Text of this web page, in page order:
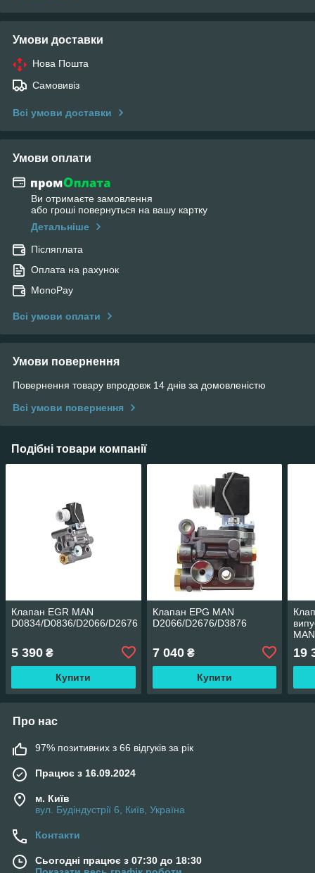
Умови доставки
Нова Пошта
Самовивіз
Всі умови доставки
Умови оплати
Ви отримаєте замовлення
або гроші повернуться на вашу картку
Детальніше
Післяплата
Оплата на рахунок
MonoPay
Всі умови оплати
Умови повернення
Повернення товару впродовж 14 днів за домовленістю
Всі умови повернення
Подібні товари компанії
Клапан EGR MAN
D0834/D0836/D2066/D2676
5 390 ₴
Купити
Клапан EPG MAN
D2066/D2676/D3876
7 040₴
Купити
19
Про нас
97% позитивних з 66 відгуків за рік
Працює з 16.09.2024
м. Київ
вул. Будіндустрії 6, Київ, Україна
Контакти
Сьогодні працює з 07:30 до 18:30